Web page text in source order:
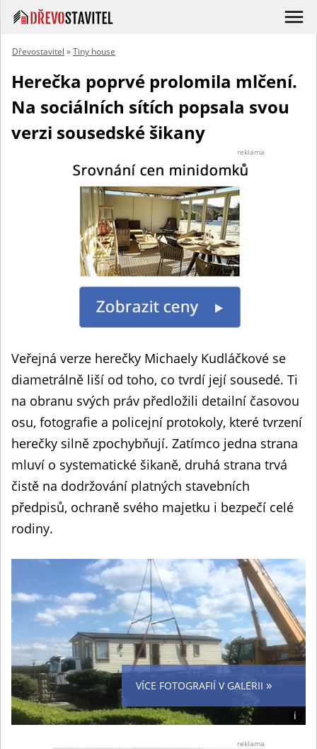
Dřevostavitel »Tiny house
Herečka poprvé prolomila mlčení.
Na sociálních sítích popsala svou
verzi sousedské šikany
reklama
Veřejná verze herečky Michaely Kudláčkové se
diametrálně liší od toho, co tvrdí její sousedé. Ti
na obranu svých práv předložili detailní časovou
osu, fotografie a policejní protokoly, které tvrzení
herečky silně zpochybňují. Zatímco jedna strana
mluví o systematické šikaně, druhá strana trvá
čistě na dodržování platných stavebních
předpisů, ochraně svého majetku i bezpečí celé
rodiny.
VÍCE FOTOGRAFIÍ V GALERII »
i
Foto:
reklama